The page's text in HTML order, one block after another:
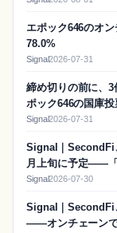
エポック646のオ
78.0%
Signal2026-07-31
締め切りの前に、
ポック646の国庫投
Signal2026-07-31
Signal｜SecondFi
月上旬に予定——
Signal2026-07-30
Signal｜SecondFi
——オンチェーン